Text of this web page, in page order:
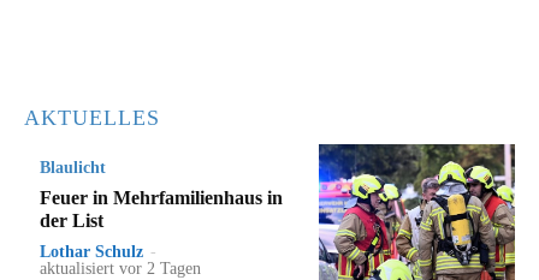
AKTUELLES
Blaulicht
Feuer in Mehrfamilienhaus in
der List
Lothar Schulz -
aktualisiert vor 2 Tagen